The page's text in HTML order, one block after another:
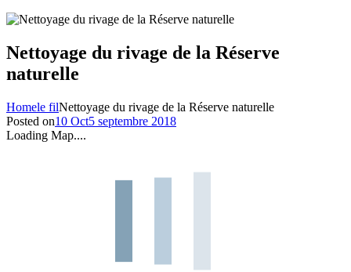
Nettoyage du rivage de la Réserve
naturelle
Homele filNettoyage du rivage de la Réserve naturelle
Posted on10 Oct5 septembre 2018
Loading Map....